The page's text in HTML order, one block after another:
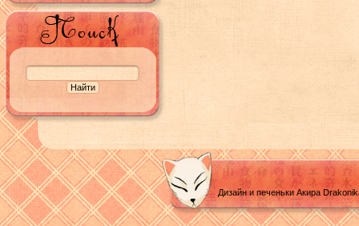
Дизайн и печеньки Акира